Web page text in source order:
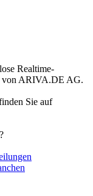
Realtime-
ARIVA.DE AG.
Sie auf